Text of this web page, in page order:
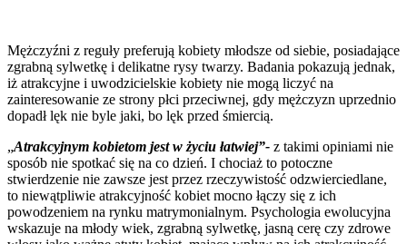
Mężczyźni z reguły preferują kobiety młodsze od siebie, posiadające
zgrabną sylwetkę i delikatne rysy twarzy. Badania pokazują jednak,
iż atrakcyjne i uwodzicielskie kobiety nie mogą liczyć na
zainteresowanie ze strony płci przeciwnej, gdy mężczyzn uprzednio
dopadł lęk nie byle jaki, bo lęk przed śmiercią.
„Atrakcyjnym kobietom jest w życiu łatwiej”- z takimi opiniami nie
sposób nie spotkać się na co dzień. I chociaż to potoczne
stwierdzenie nie zawsze jest przez rzeczywistość odzwierciedlane,
to niewątpliwie atrakcyjność kobiet mocno łączy się z ich
powodzeniem na rynku matrymonialnym. Psychologia ewolucyjna
wskazuje na młody wiek, zgrabną sylwetkę, jasną cerę czy zdrowe